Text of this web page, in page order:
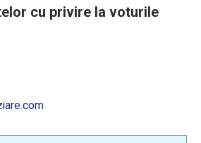
cu privire la voturile